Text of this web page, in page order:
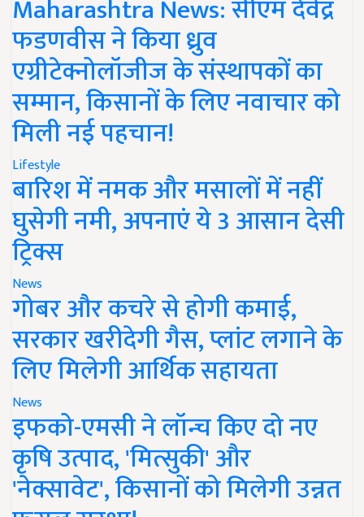
Maharashtra News: सीएम देवेंद्र
फडणवीस ने किया ध्रुव
एग्रीटेक्नोलॉजीज के संस्थापकों का
सम्मान, किसानों के लिए नवाचार को
मिली नई पहचान!
Lifestyle
बारिश में नमक और मसालों में नहीं
घुसेगी नमी, अपनाएं ये 3 आसान देसी
ट्रिक्स
News
गोबर और कचरे से होगी कमाई,
सरकार खरीदेगी गैस, प्लांट लगाने के
लिए मिलेगी आर्थिक सहायता
News
इफको-एमसी ने लॉन्च किए दो नए
कृषि उत्पाद, 'मित्सुकी' और
'नेक्सावेट', किसानों को मिलेगी उन्नत